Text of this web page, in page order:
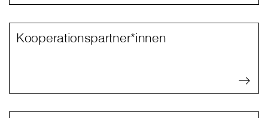
Kooperationspartner*innen